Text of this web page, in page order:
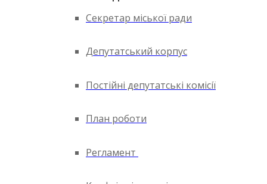
Секретар міської ради
Депутатський корпус
Постійні депутатські комісії
План роботи
Регламент